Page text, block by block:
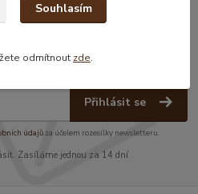
novinky, akce a
Přihlásit se
údajůza účelem rozesílky newsletteru.
Zasíláme jednou za 14 dní.
Souhlasím
odmítnout zde.